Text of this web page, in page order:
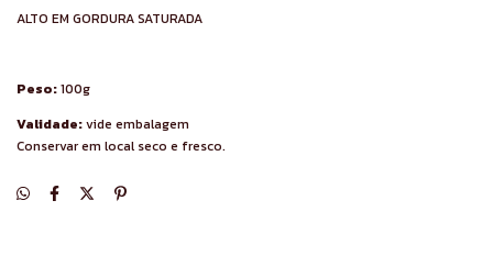
ALTO EM GORDURA SATURADA
Peso:100g
Validade:vide embalagem
Conservar em local seco e fresco.